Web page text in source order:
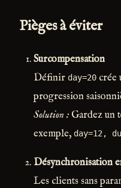
Pièges à éviter
Surcompensation
Définir day=20 crée
progression
Solution : Gardez un
exemple, day=12,
Désynchronisation
Les clients sans